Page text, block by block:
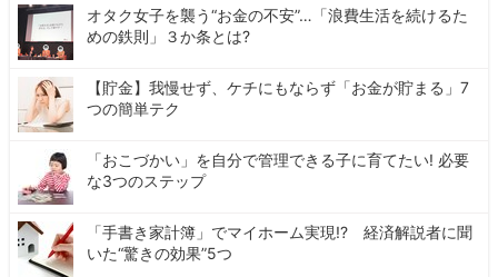
オタク女子を襲う“お金の不安”…「浪費生活を続けるた
めの鉄則」３か条とは?
【貯金】我慢せず、ケチにもならず「お金が貯まる」7
つの簡単テク
「おこづかい」を自分で管理できる子に育てたい! 必要
な3つのステップ
「手書き家計簿」でマイホーム実現!? 経済解説者に聞
いた“驚きの効果”5つ